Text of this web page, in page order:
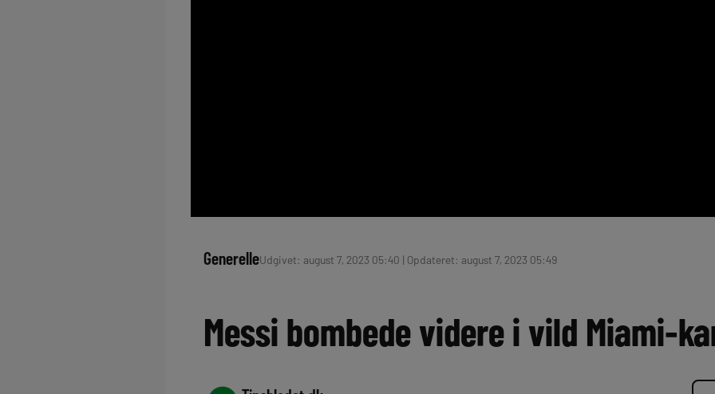
GenerelleUdgivet: august 7, 2023 05:40 | Opdateret: august 7, 2023 05:49
Messi bombede videre i vild Miami-